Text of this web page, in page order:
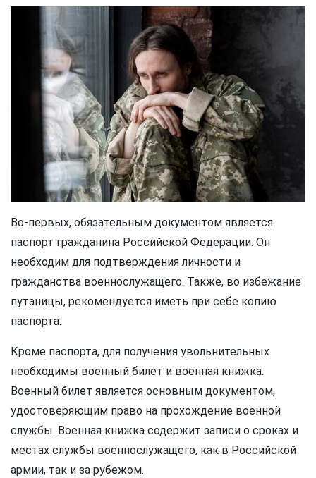
Во-первых, обязательным документом является
паспорт гражданина Российской Федерации. Он
необходим для подтверждения личности и
гражданства военнослужащего. Также, во избежание
путаницы, рекомендуется иметь при себе копию
паспорта.
Кроме паспорта, для получения увольнительных
необходимы военный билет и военная книжка.
Военный билет является основным документом,
удостоверяющим право на прохождение военной
службы. Военная книжка содержит записи о сроках и
местах службы военнослужащего, как в Российской
армии, так и за рубежом.